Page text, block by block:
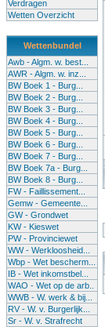
Verdragen
Wetten Overzicht
Wettenbundel
Awb - Algm. w. best...
AWR - Algm. w. inz...
BW Boek 1 - Burg...
BW Boek 2 - Burg...
BW Boek 3 - Burg...
BW Boek 4 - Burg...
BW Boek 5 - Burg...
BW Boek 6 - Burg...
BW Boek 7 - Burg...
BW Boek 7a - Burg...
BW Boek 8 - Burg...
FW - Faillissement...
Gemw - Gemeente...
GW - Grondwet
KW - Kieswet
PW - Provinciewet
WW - Werkloosheid...
Wbp - Wet bescherm...
IB - Wet inkomstbel...
WAO - Wet op de arb..
WWB - W. werk & bij...
RV - W. v. Burgerlijk...
Sr - W. v. Strafrecht